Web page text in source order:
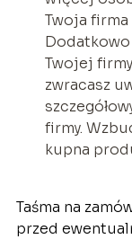
Twoja
Dodatkowo
Twojej
zwracasz
firmy.
kupna
Taśma na
przed